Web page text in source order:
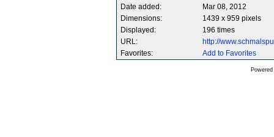
Date added:
Mar 08, 2012
Dimensions:
1439 x 959 pixels
Displayed:
196 times
URL:
http://
Favorites:
Add to Favorites